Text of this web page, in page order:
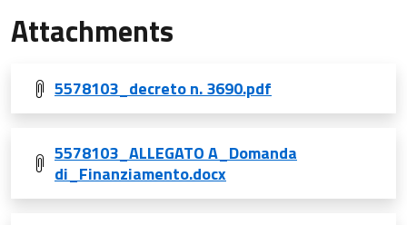
Attachments
5578103_decreto n. 3690.pdf
5578103_ALLEGATO A_Domanda
di_Finanziamento.docx